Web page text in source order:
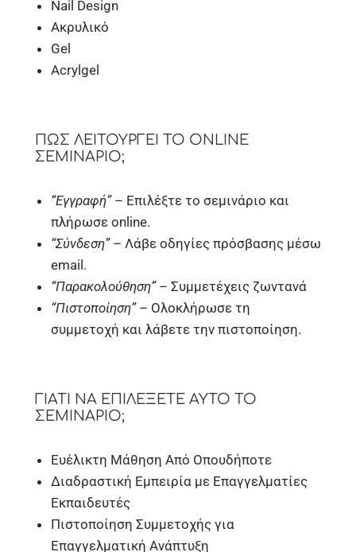
Nail Design
Ακρυλικό
Gel
Acrylgel
ΠΏΣ ΛΕΙΤΟΥΡΓΕΊ ΤΟ ONLINE
ΣΕΜΙΝΆΡΙΟ;
“Εγγραφή”– Επιλέξτε το σεμινάριο και
πλήρωσε online.
“Σύνδεση”– Λάβε οδηγίες πρόσβασης μέσω
email.
“Παρακολούθηση”– Συμμετέχεις ζωντανά
“Πιστοποίηση”– Ολοκλήρωσε τη
συμμετοχή και λάβετε την πιστοποίηση.
ΓΙΑΤΊ ΝΑ ΕΠΙΛΈΞΕΤΕ ΑΥΤΌ ΤΟ
ΣΕΜΙΝΆΡΙΟ;
Ευέλικτη Μάθηση Από Οπουδήποτε
Διαδραστική Εμπειρία με Επαγγελματίες
Εκπαιδευτές
Πιστοποίηση Συμμετοχής για
Επαγγελματική Ανάπτυξη